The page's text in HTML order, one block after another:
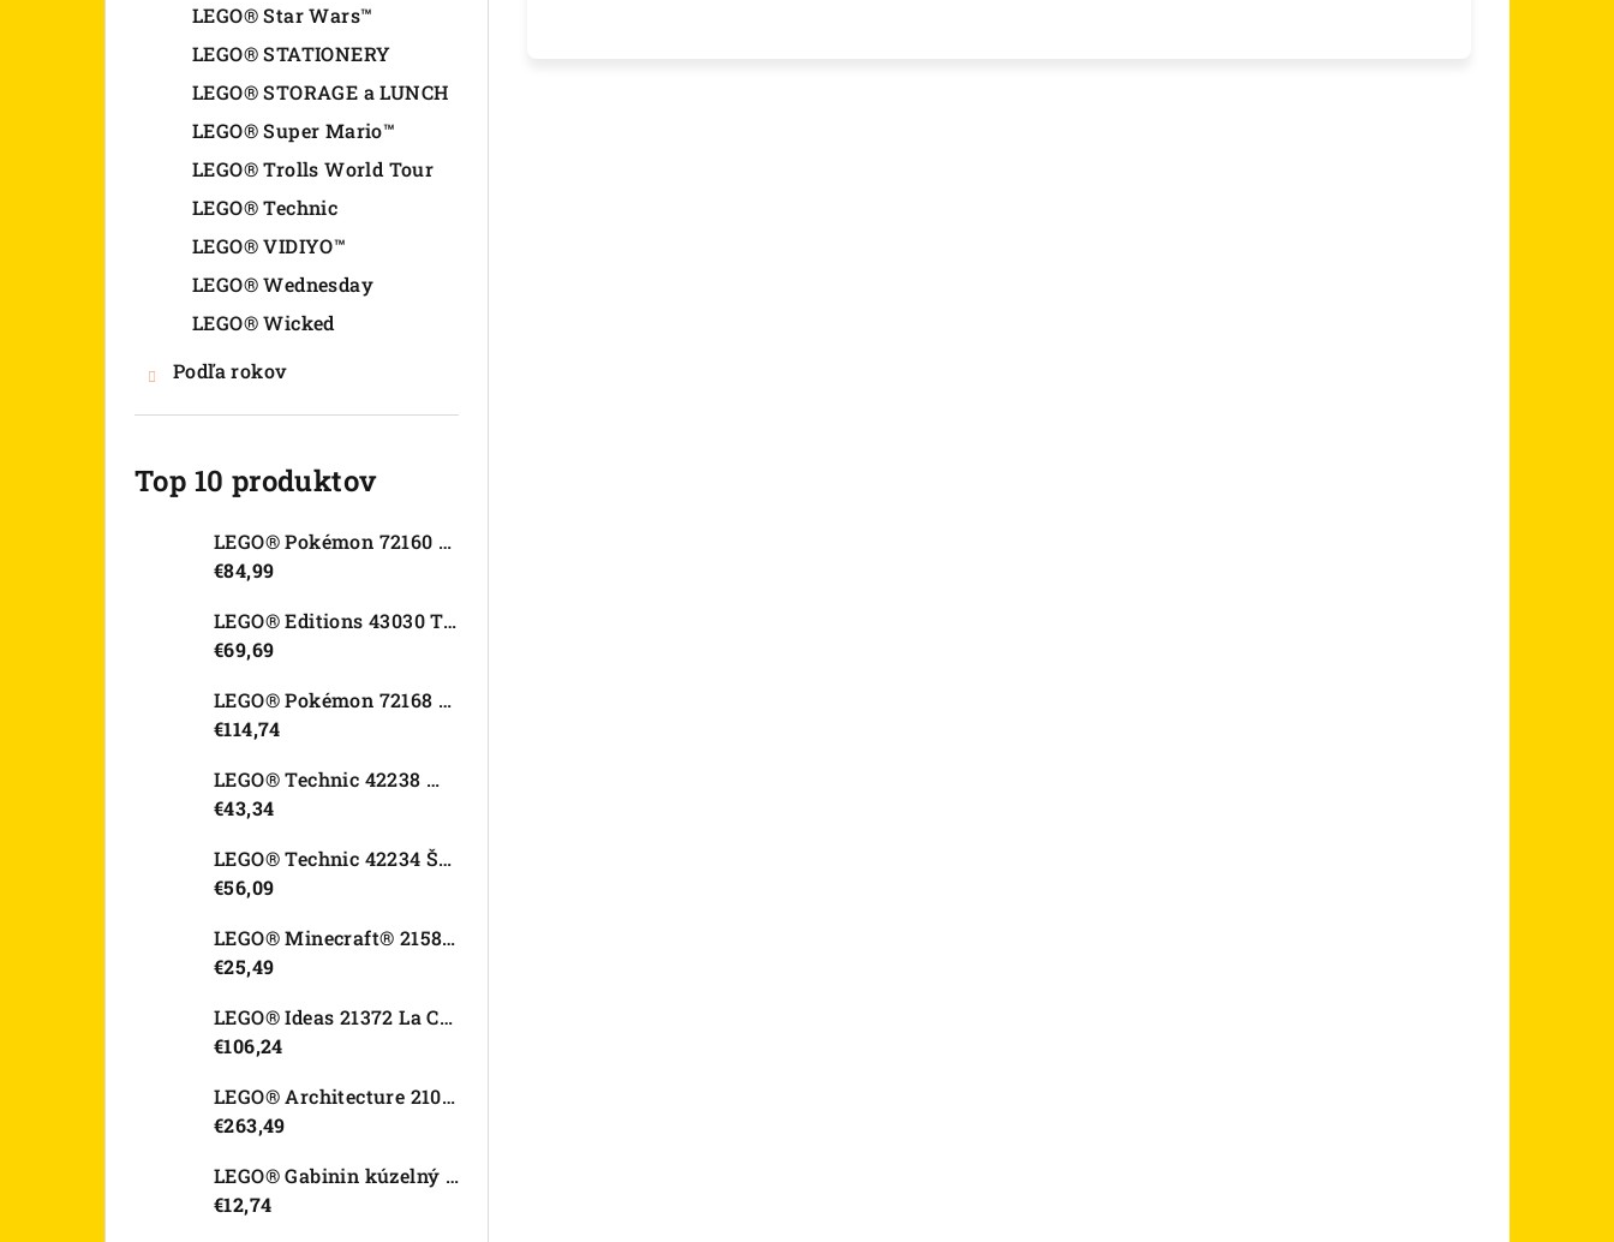
LEGO® Star Wars™
LEGO® STATIONERY
LEGO® STORAGE a LUNCH
LEGO® Super Mario™
LEGO® Trolls World Tour
LEGO® Technic
LEGO® VIDIYO™
LEGO® Wednesday
LEGO® Wicked
Podľa rokov
Top 10 produktov
LEGO® Pokémon 72160 Arcanine
€84,99
LEGO® Editions 43030 Tajná skrýša Olivie Rodrigo
€69,69
LEGO® Pokémon 72168 Rayquaza
€114,74
LEGO® Technic 42238 Motorka Ducati Desmo450 MX Factory
€43,34
LEGO® Technic 42234 Športové auto Dodge Viper GTS-R
€56,09
LEGO® Minecraft® 21582 Kurací džokej
€25,49
LEGO® Ideas 21372 La Catrina
€106,24
LEGO® Architecture 21067 Tower Bridge
€263,49
LEGO® Gabinin kúzelný domček 11212 Záhradný domček Víly mačičky
€12,74